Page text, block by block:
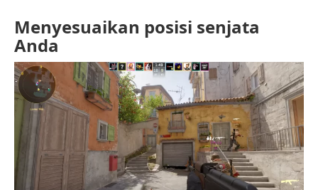
Menyesuaikan posisi senjata
Anda